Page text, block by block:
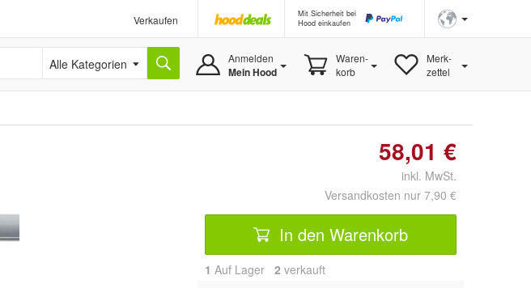
Verkaufen
Mit Sicherheit bei
Hood einkaufen
Alle Kategorien Anmelden
Mein Hood
Waren-
korb
Merk-
zettel
58,01 €
inkl. MwSt.
Versandkosten nur 7,90 €
In den Warenkorb
1 Auf Lager 2 verkauft